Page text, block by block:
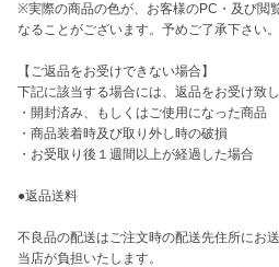
※実際の商品の色が、お客様のPC・及び閲
なることがございます。予めご了承下さい。
【ご返品をお受けできない場合】
下記に該当する場合には、返品をお受け致し
・開封済み、もしくはご使用になった商品
・商品装着時及び取り外し時の破損
・お受取り後１週間以上が経過した場合
●返品送料
不良品の配送はご注文時の配送先住所にお
当店が負担いたします。